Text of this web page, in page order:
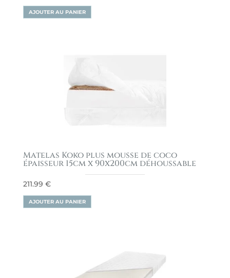
AJOUTER AU PANIER
Matelas Koko plus mousse de coco
épaisseur 15cm x 90x200cm déhoussable
211.99 €
AJOUTER AU PANIER